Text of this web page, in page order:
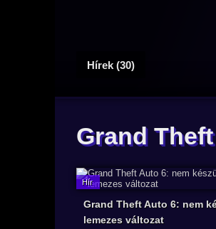
Hírek (30)
Grand
Grand Theft Auto 6: nem
lemezes változat